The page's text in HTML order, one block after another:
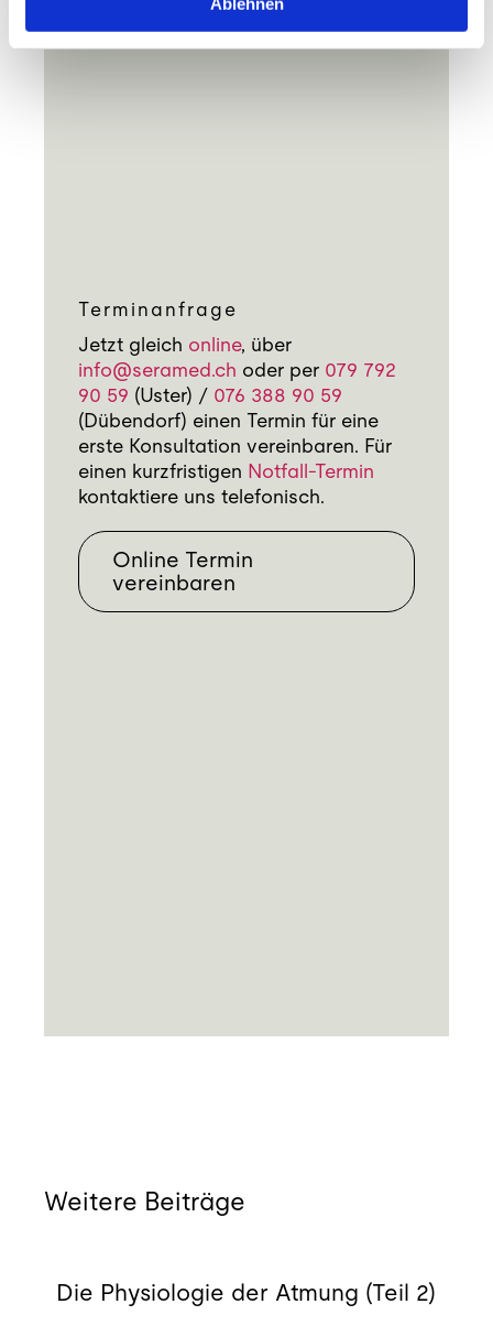
Terminanfrage
Jetzt gleich online, über
info@seramed.ch oder per 079 792
90 59 (Uster) / 076 388 90 59
(Dübendorf) einen Termin für eine
erste Konsultation vereinbaren. Für
einen kurzfristigen Notfall-Termin
kontaktiere uns telefonisch.
Online Termin
vereinbaren
Weitere Beiträge
Die Physiologie der Atmung (Teil 2)